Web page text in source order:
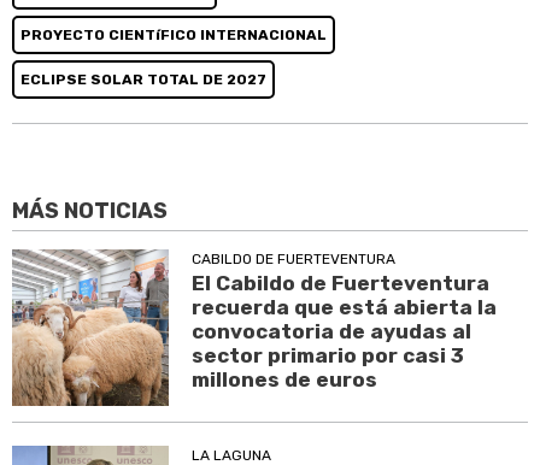
PROYECTO CIENTíFICO INTERNACIONAL
ECLIPSE SOLAR TOTAL DE 2027
MÁS NOTICIAS
CABILDO DE FUERTEVENTURA
El Cabildo de Fuerteventura
recuerda que está abierta la
convocatoria de ayudas al
sector primario por casi 3
millones de euros
LA LAGUNA